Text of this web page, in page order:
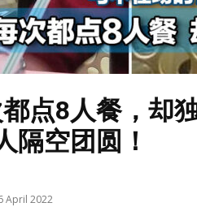
点8人餐，却
隔空团圆！
April 2022